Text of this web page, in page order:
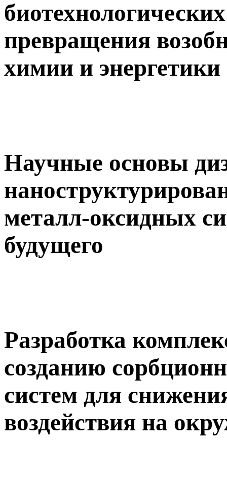
превращения
химии и энергетики
Научные основы
металл-оксидных
будущего
Разработка
созданию
систем для
воздействия на